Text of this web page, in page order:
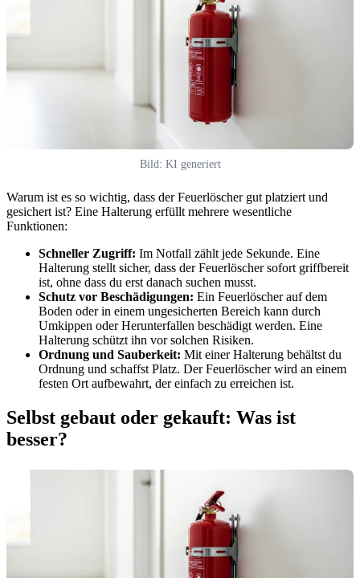
Bild: KI generiert
Warum ist es so wichtig, dass der Feuerlöscher gut platziert und
gesichert ist? Eine Halterung erfüllt mehrere wesentliche
Funktionen:
Schneller Zugriff: Im Notfall zählt jede Sekunde. Eine
Halterung stellt sicher, dass der Feuerlöscher sofort griffbereit
ist, ohne dass du erst danach suchen musst.
Schutz vor Beschädigungen: Ein Feuerlöscher auf dem
Boden oder in einem ungesicherten Bereich kann durch
Umkippen oder Herunterfallen beschädigt werden. Eine
Halterung schützt ihn vor solchen Risiken.
Ordnung und Sauberkeit: Mit einer Halterung behältst du
Ordnung und schaffst Platz. Der Feuerlöscher wird an einem
festen Ort aufbewahrt, der einfach zu erreichen ist.
Selbst gebaut oder gekauft: Was ist
besser?